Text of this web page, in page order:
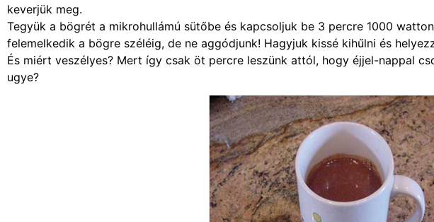
keverjük meg.
Tegyük a bögrét a mikrohullámú sütőbe és kapcsoljuk be 3 percre 1000
felemelkedik a bögre széléig, de ne aggódjunk! Hagyjuk kissé kihűlni és
És miért veszélyes? Mert így csak öt percre leszünk attól, hogy éjjel-nappal
ugye?